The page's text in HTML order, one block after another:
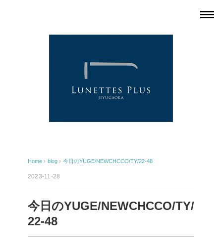
Home › blog › 今日のYUGE/NEWCHCCO/TY/22-48
2023-11-28
今日のYUGE/NEWCHCCO/TY/
22-48